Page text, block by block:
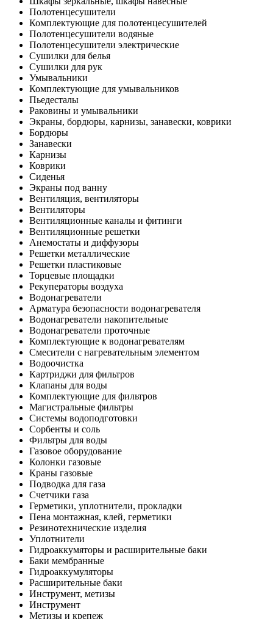
Полотенцесушители
Комплектующие для полотенцесушителей
Полотенцесушители водяные
Полотенцесушители электрические
Сушилки для белья
Сушилки для рук
Умывальники
Комплектующие для умывальников
Пьедесталы
Раковины и умывальники
Экраны, бордюры, карнизы, занавески, коврики
Бордюры
Занавески
Карнизы
Коврики
Сиденья
Экраны под ванну
Вентиляция, вентиляторы
Вентиляторы
Вентиляционные каналы и фитинги
Вентиляционные решетки
Анемостаты и диффузоры
Решетки металлические
Решетки пластиковые
Торцевые площадки
Рекуператоры воздуха
Водонагреватели
Арматура безопасности водонагревателя
Водонагреватели накопительные
Водонагреватели проточные
Комплектующие к водонагревателям
Смесители с нагревательным элементом
Водоочистка
Картриджи для фильтров
Клапаны для воды
Комплектующие для фильтров
Магистральные фильтры
Системы водоподготовки
Сорбенты и соль
Фильтры для воды
Газовое оборудование
Колонки газовые
Краны газовые
Подводка для газа
Счетчики газа
Герметики, уплотнители, прокладки
Пена монтажная, клей, герметики
Резинотехнические изделия
Уплотнители
Гидроаккумяторы и расширительные баки
Баки мембранные
Гидроаккумуляторы
Расширительные баки
Инструмент, метизы
Инструмент
Метизы и крепеж